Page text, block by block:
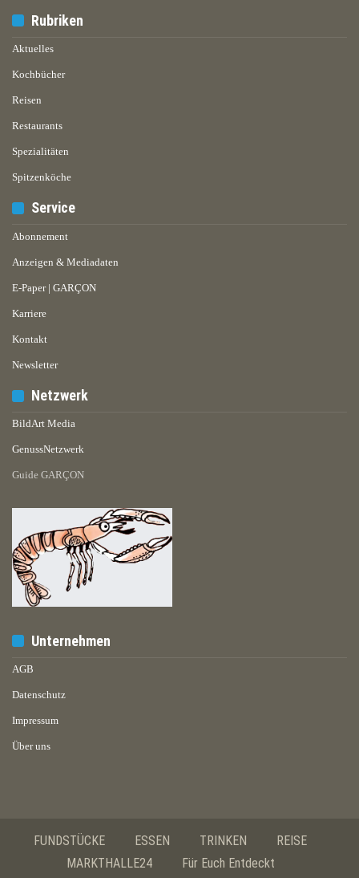
Rubriken
Aktuelles
Kochbücher
Reisen
Restaurants
Spezialitäten
Spitzenköche
Service
Abonnement
Anzeigen & Mediadaten
E-Paper | GARÇON
Karriere
Kontakt
Newsletter
Netzwerk
BildArt Media
GenussNetzwerk
Guide GARÇON
Unternehmen
AGB
Datenschutz
Impressum
Über uns
FUNDSTÜCKE ESSEN TRINKEN
REISE
MARKTHALLE24
Für Euch Entdeckt